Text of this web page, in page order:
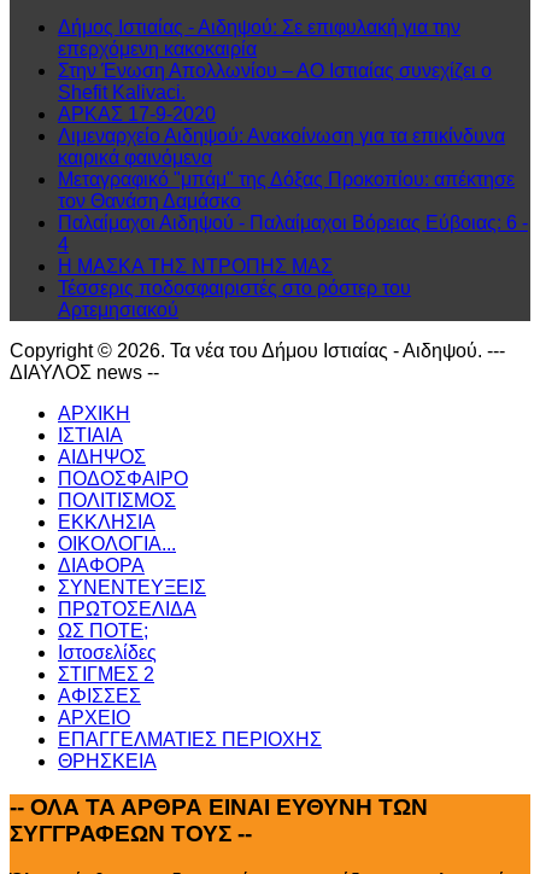
Δήμος Ιστιαίας - Αιδηψού: Σε επιφυλακή για την
επερχόμενη κακοκαιρία
Στην Ένωση Απολλωνίου – ΑΟ Ιστιαίας συνεχίζει ο
Shefit Kalivaci.
ΑΡΚΑΣ 17-9-2020
Λιμεναρχείο Αιδηψού: Ανακοίνωση για τα επικίνδυνα
καιρικά φαινόμενα
Μεταγραφικό "μπάμ" της Δόξας Προκοπίου: απέκτησε
τον Θανάση Δαμάσκο
Παλαίμαχοι Αιδηψού - Παλαίμαχοι Βόρειας Εύβοιας: 6 -
4
Η ΜΑΣΚΑ ΤΗΣ ΝΤΡΟΠΗΣ ΜΑΣ
Τέσσερις ποδοσφαιριστές στο ρόστερ του
Αρτεμησιακού
Copyright © 2026. Τα νέα του Δήμου Ιστιαίας - Αιδηψού. ---
ΔΙΑΥΛΟΣ news --
ΑΡΧΙΚΗ
ΙΣΤΙΑΙΑ
ΑΙΔΗΨΟΣ
ΠΟΔΟΣΦΑΙΡΟ
ΠΟΛΙΤΙΣΜΟΣ
ΕΚΚΛΗΣΙΑ
ΟΙΚΟΛΟΓΙΑ...
ΔΙΑΦΟΡΑ
ΣΥΝΕΝΤΕΥΞΕΙΣ
ΠΡΩΤΟΣΕΛΙΔΑ
ΩΣ ΠΟΤΕ;
Ιστοσελίδες
ΣΤΙΓΜΕΣ 2
ΑΦΙΣΣΕΣ
ΑΡΧΕΙΟ
ΕΠΑΓΓΕΛΜΑΤΙΕΣ ΠΕΡΙΟΧΗΣ
ΘΡΗΣΚΕΙΑ
-- ΟΛΑ ΤΑ ΑΡΘΡΑ ΕΙΝΑΙ ΕΥΘΥΝΗ ΤΩΝ
ΣΥΓΓΡΑΦΕΩΝ ΤΟΥΣ --